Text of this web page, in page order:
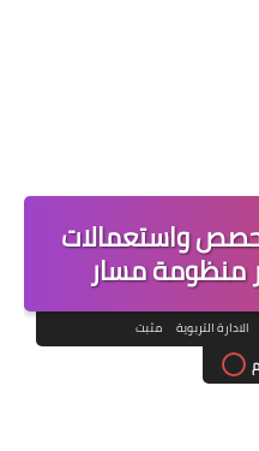
واستعمالات
منظومة مسار
الادارة التربوية مثبت